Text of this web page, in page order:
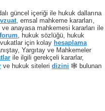
güncel içeriği ile hukuk dallarına
, emsal mahkeme kararları,
anayasa mahkemesi kararları ile
forum , hukuk sözlüğü, hukuk
için kolay hesaplama
Yargıtay ve Mahkemeler
ile ilgili gerekçeli kararlar,
ve hukuk siteleri dizini 🕸 bulunan